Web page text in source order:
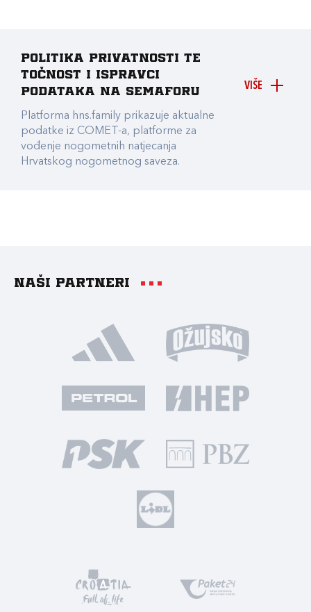
VIŠE
Politika privatnosti te
točnost i ispravci
podataka na Semaforu
Platforma hns.family prikazuje aktualne
podatke iz COMET-a, platforme za
vođenje nogometnih natjecanja
Hrvatskog nogometnog saveza.
Naši partneri